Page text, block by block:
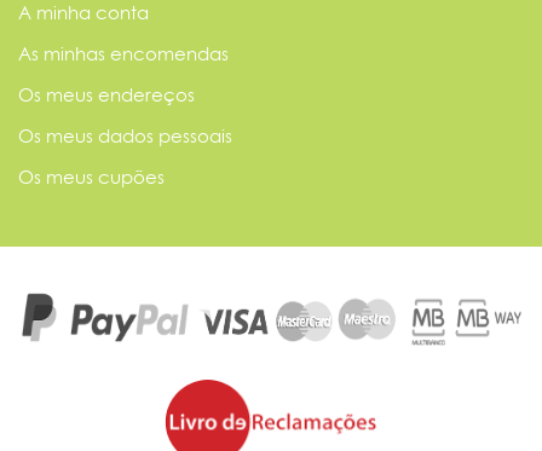
A minha conta
As minhas encomendas
Os meus endereços
Os meus dados pessoais
Os meus cupões